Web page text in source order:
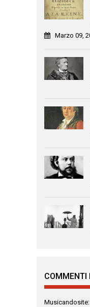
Marzo 09,
COMMENTI
Musicandosite: